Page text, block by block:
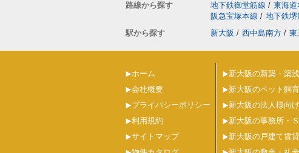
路線から探す
地下鉄御堂筋線 / 東海道
阪急宝塚本線 / 地下鉄堺
駅から探す
新大阪 / 西中島南方 / 東
ホーム
会社概要
プライバシーポリシー
利用規約
サイトマップ
新大阪の新築・築
新大阪のペット飼
新大阪の法人様向
新大阪の事務所・
新大阪の戸建て賃貸